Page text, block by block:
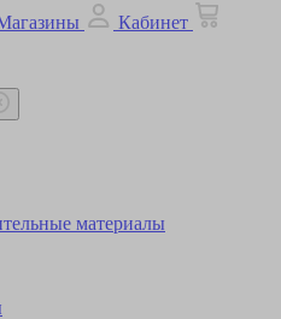
Кабинет
материалы